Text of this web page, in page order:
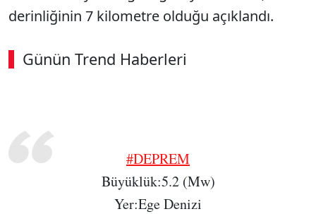
derinliğinin 7 kilometre olduğu açıklandı.
Günün Trend Haberleri
#DEPREM
Büyüklük:5.2 (Mw)
Yer:Ege Denizi